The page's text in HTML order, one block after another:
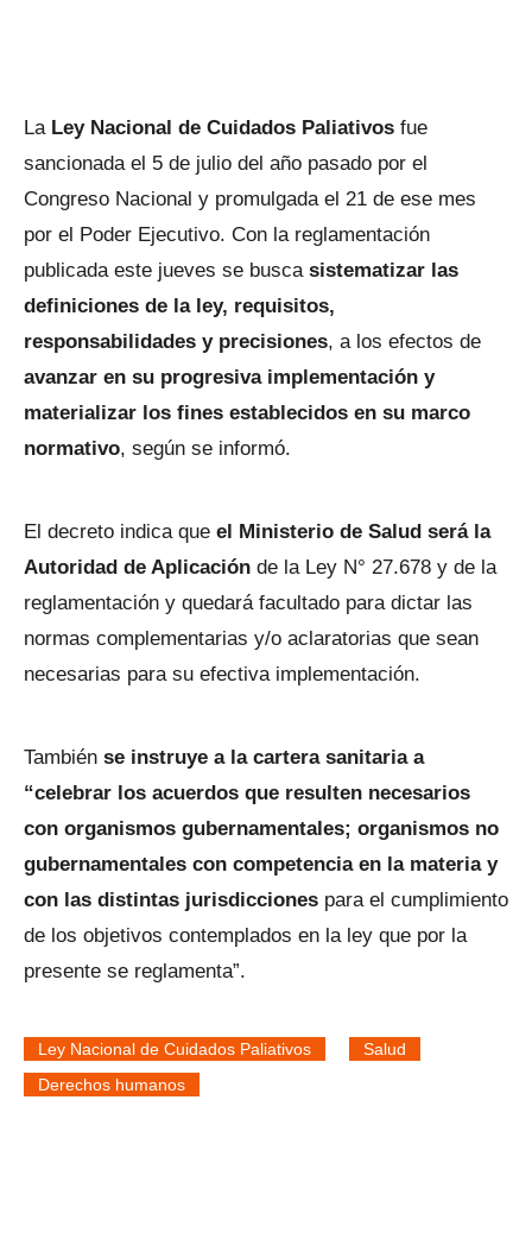
La Ley Nacional de Cuidados Paliativos fue
sancionada el 5 de julio del año pasado por el
Congreso Nacional y promulgada el 21 de ese mes
por el Poder Ejecutivo. Con la reglamentación
publicada este jueves se busca sistematizar las
definiciones de la ley, requisitos,
responsabilidades y precisiones, a los efectos de
avanzar en su progresiva implementación y
materializar los fines establecidos en su marco
normativo, según se informó.
El decreto indica que el Ministerio de Salud será la
Autoridad de Aplicación de la Ley N° 27.678 y de la
reglamentación y quedará facultado para dictar las
normas complementarias y/o aclaratorias que sean
necesarias para su efectiva implementación.
También se instruye a la cartera sanitaria a
“celebrar los acuerdos que resulten necesarios
con organismos gubernamentales; organismos no
gubernamentales con competencia en la materia y
con las distintas jurisdicciones para el cumplimiento
de los objetivos contemplados en la ley que por la
presente se reglamenta”.
Ley Nacional de Cuidados Paliativos
Salud
Derechos humanos